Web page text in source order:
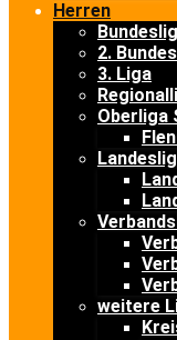
Herren
2.
3. Liga
Oberliga
weitere